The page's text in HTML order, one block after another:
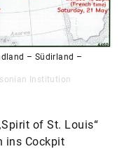
– Südirland –
Institution
of St. Louis“
ins Cockpit